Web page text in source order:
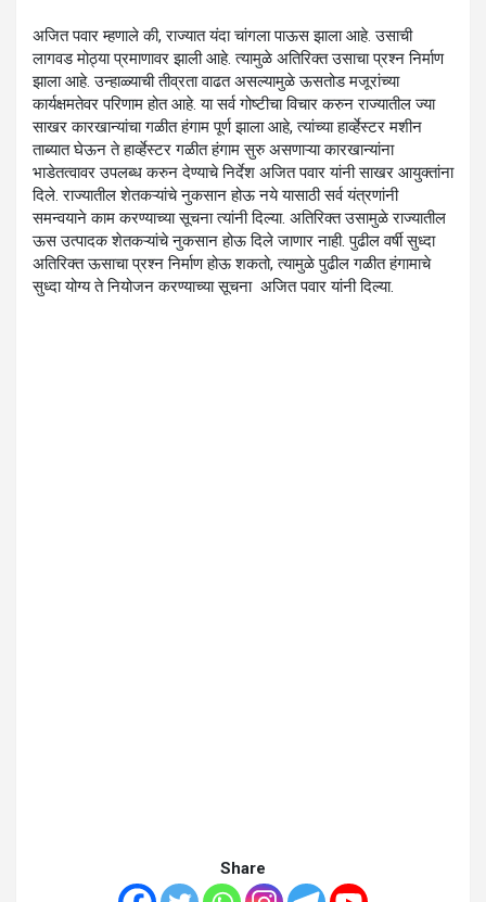
अजित पवार म्हणाले की, राज्यात यंदा चांगला पाऊस झाला आहे. उसाची
लागवड मोठ्या प्रमाणावर झाली आहे. त्यामुळे अतिरिक्त उसाचा प्रश्न निर्माण
झाला आहे. उन्हाळ्याची तीव्रता वाढत असल्यामुळे ऊसतोड मजूरांच्या
कार्यक्षमतेवर परिणाम होत आहे. या सर्व गोष्टीचा विचार करुन राज्यातील ज्या
साखर कारखान्यांचा गळीत हंगाम पूर्ण झाला आहे, त्यांच्या हार्व्हेस्टर मशीन
ताब्यात घेऊन ते हार्व्हेस्टर गळीत हंगाम सुरु असणाऱ्या कारखान्यांना
भाडेतत्वावर उपलब्ध करुन देण्याचे निर्देश अजित पवार यांनी साखर आयुक्तांना
दिले. राज्यातील शेतकऱ्यांचे नुकसान होऊ नये यासाठी सर्व यंत्रणांनी
समन्वयाने काम करण्याच्या सूचना त्यांनी दिल्या. अतिरिक्त उसामुळे राज्यातील
ऊस उत्पादक शेतकऱ्यांचे नुकसान होऊ दिले जाणार नाही. पुढील वर्षी सुध्दा
अतिरिक्त ऊसाचा प्रश्न निर्माण होऊ शकतो, त्यामुळे पुढील गळीत हंगामाचे
सुध्दा योग्य ते नियोजन करण्याच्या सूचना अजित पवार यांनी दिल्या.
Share